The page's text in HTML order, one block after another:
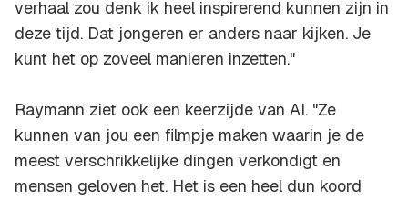
verhaal zou denk ik heel inspirerend kunnen zijn in
deze tijd. Dat jongeren er anders naar kijken. Je
kunt het op zoveel manieren inzetten."
Raymann ziet ook een keerzijde van AI. "Ze
kunnen van jou een filmpje maken waarin je de
meest verschrikkelijke dingen verkondigt en
mensen geloven het. Het is een heel dun koord